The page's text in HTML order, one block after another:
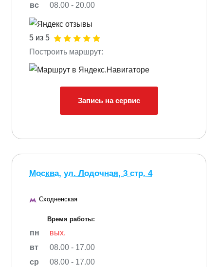
вс
08.00 - 20.00
5 из 5
Построить маршрут:
Запись на сервис
Москва, ул. Лодочная, 3 стр. 4
Сходненская
Время работы:
пн
вых.
вт
08.00 - 17.00
ср
08.00 - 17.00